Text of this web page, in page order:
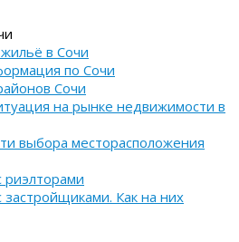
в Сочи
по Сочи
Сочи
на рынке недвижимости в
выбора месторасположения
Как на них